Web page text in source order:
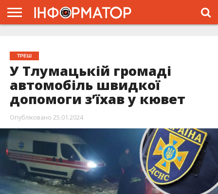
ТРЕШ
У Тлумацькій громаді
автомобіль швидкої
допомоги з’їхав у кювет
Опубліковано 25.01.2024